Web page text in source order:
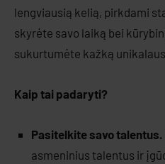
lengviausią kelią, pirkdami
skyrėte savo laiką bei
sukurtumėte kažką
Kaip tai padaryti?
Pasitelkite savo talentus.
asmeninius talentus ir